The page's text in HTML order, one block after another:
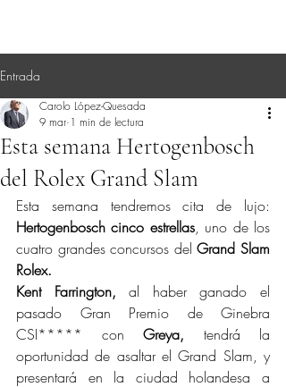
Entrada
Esta semana Hertogenbosch
del Rolex Grand Slam
Carolo López-Quesada
9 mar 1 min de lectura
Hertogenbosch cinco estrellas, uno de los
cuatro grandes concursos del Grand Slam
Rolex.
Kent Farrington, al haber ganado el
pasado Gran Premio de Ginebra
CSI***** con Greya, tendrá la
oportunidad de asaltar el Grand Slam, y